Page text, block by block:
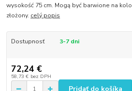
wysokość 75 cm. Mogą być barwione na
złożony. celý popis
Dostupnosť 3-7 dni
72,24 €
58,73 € bez DPH
Pridať do košíka